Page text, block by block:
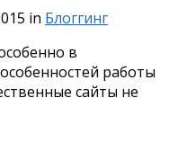
in Блоггинг
в
работы
сайты не